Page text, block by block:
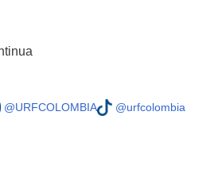
@URFCOLOMBIA @urfcolombia